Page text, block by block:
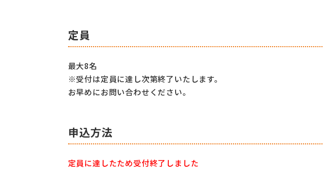
定員
最大8名
※受付は定員に達し次第終了いたします。
お早めにお問い合わせください。
申込方法
定員に達したため受付終了しました